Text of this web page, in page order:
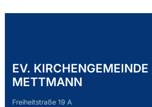
EV. KIRCHENGEMEINDE
METTMANN
Freiheitstraße 19 A